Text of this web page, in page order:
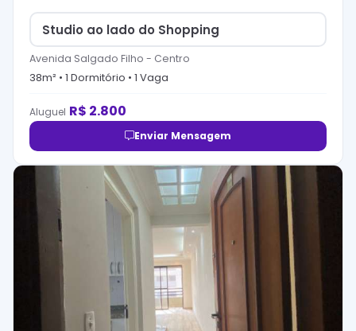
Studio ao lado do Shopping
Avenida Salgado Filho - Centro
38m² • 1 Dormitório • 1 Vaga
Aluguel R$ 2.800
Enviar Mensagem